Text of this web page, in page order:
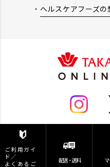
ご利用ガイ
ド／
よくあるご
配送・送料
ヘルスケアフーズの
© Takaki Bakery